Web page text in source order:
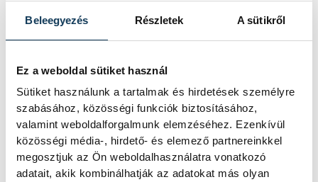
Beleegyezés Részletek A sütikről
Ez a weboldal sütiket használ
Sütiket használunk a tartalmak és hirdetések személyre
szabásához, közösségi funkciók biztosításához,
valamint weboldalforgalmunk elemzéséhez. Ezenkívül
közösségi média-, hirdető- és elemező partnereinkkel
megosztjuk az Ön weboldalhasználatra vonatkozó
adatait, akik kombinálhatják az adatokat más olyan
furmintból készültek. E két szőlőfajta
számít a vidék tradicionális fajtájának.
Ezután földrajzilag is behatárolja, hogy hol
teremhet a szőlő, egészen pontosan 21
olyan dűlőt neveznek meg, akik részei
lehetnek a Csopaki Kódexnek. Harmadik
pillérben különböző eljárásokra térnek ki a
szőlőművelésben, valamint a borkészítés